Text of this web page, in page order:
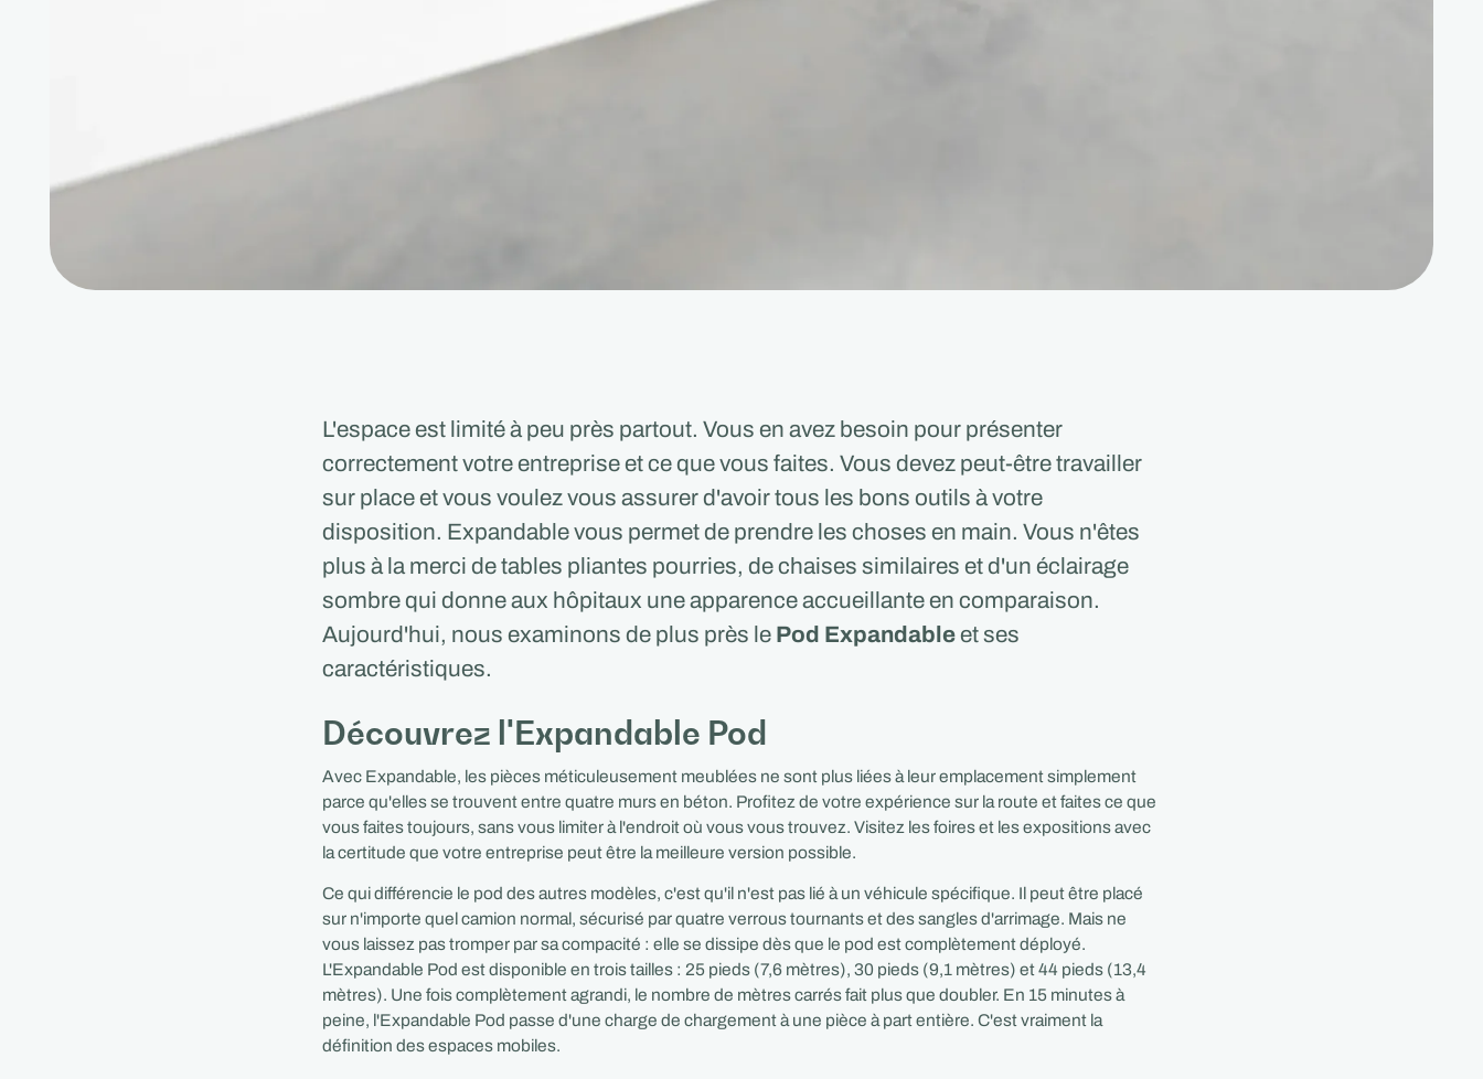
L'espace est limité à peu près partout. Vous en avez besoin pour présenter
correctement votre entreprise et ce que vous faites. Vous devez peut-être travailler
sur place et vous voulez vous assurer d'avoir tous les bons outils à votre
disposition. Expandable vous permet de prendre les choses en main. Vous n'êtes
plus à la merci de tables pliantes pourries, de chaises similaires et d'un éclairage
sombre qui donne aux hôpitaux une apparence accueillante en comparaison.
Aujourd'hui, nous examinons de plus près le Pod Expandableet ses
caractéristiques.
Découvrez l'Expandable Pod
Avec Expandable, les pièces méticuleusement meublées ne sont plus liées à leur emplacement simplement
parce qu'elles se trouvent entre quatre murs en béton. Profitez de votre expérience sur la route et faites ce que
vous faites toujours, sans vous limiter à l'endroit où vous vous trouvez. Visitez les foires et les expositions avec
la certitude que votre entreprise peut être la meilleure version possible.
Ce qui différencie le pod des autres modèles, c'est qu'il n'est pas lié à un véhicule spécifique. Il peut être placé
sur n'importe quel camion normal, sécurisé par quatre verrous tournants et des sangles d'arrimage. Mais ne
vous laissez pas tromper par sa compacité : elle se dissipe dès que le pod est complètement déployé.
L'Expandable Pod est disponible en trois tailles : 25 pieds (7,6 mètres), 30 pieds (9,1 mètres) et 44 pieds (13,4
mètres). Une fois complètement agrandi, le nombre de mètres carrés fait plus que doubler. En 15 minutes à
peine, l'Expandable Pod passe d'une charge de chargement à une pièce à part entière. C'est vraiment la
définition des espaces mobiles.